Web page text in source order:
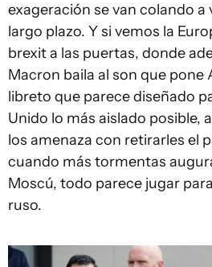
exageración se van colando a
largo plazo. Y si vemos la
brexit a las puertas, donde
Macron baila al son que pone
libreto que parece diseñado
Unido lo más aislado posible,
los amenaza con retirarles el
cuando más tormentas
Moscú, todo parece jugar
ruso.